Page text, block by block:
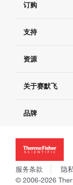
订购
订单支持
现货供应中心
支持
联系我们 - 400
查找文件&证书
资源
促销
社交媒体
关于赛默飞
招聘
新闻
社会责任
商标
政策和通知
品牌
Applied Biosystems
Invitrogen
Gibco
Ion Torrent
服务条款 隐
© 2006-2026